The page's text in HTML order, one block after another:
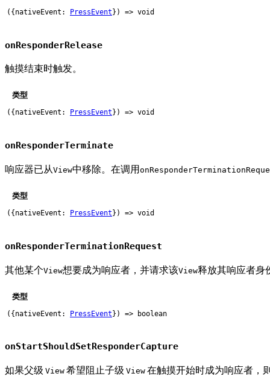
({nativeEvent: PressEvent}) => void
onResponderRelease
触摸结束时触发。
类型
({nativeEvent: PressEvent }) => void
onResponderTerminate
响应器已从View中移除。在调用
类型
({nativeEvent: PressEvent }) => void
onResponderTerminationRequest
其他某个View想要成为响应者，并请求该View释放其响应者身
类型
({nativeEvent: PressEvent}) => boolean
onStartShouldSetResponderCapture
如果父级 View 希望阻止子级 View 在触摸开始时成为响应者，